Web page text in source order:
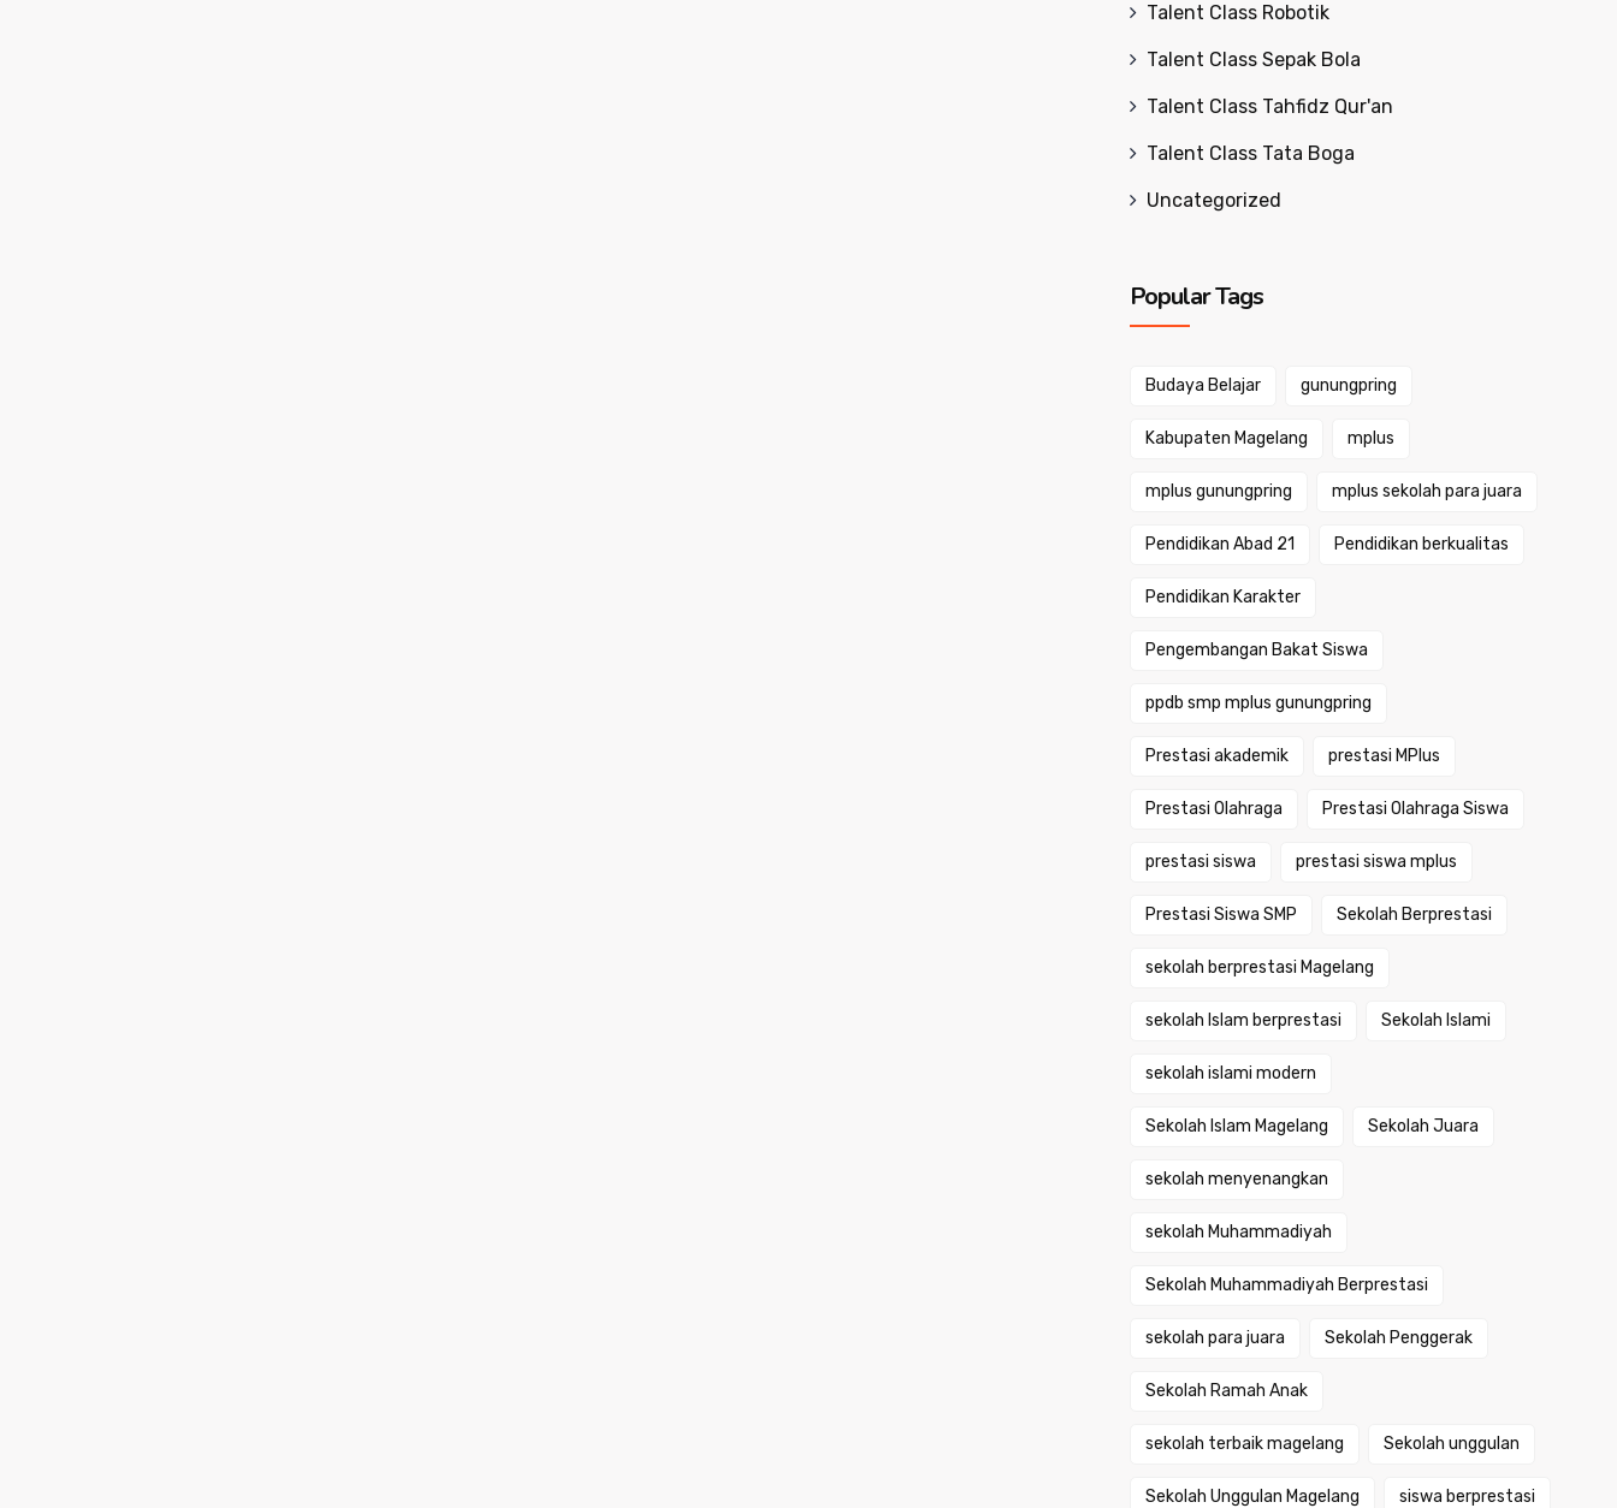
Talent Class Robotik
Talent Class Sepak Bola
Talent Class Tahfidz Qur'an
Talent Class Tata Boga
Uncategorized
Popular Tags
Budaya Belajar gunungpring
Kabupaten Magelang mplus
mplus gunungpring mplus sekolah para juara
Pendidikan Abad 21 Pendidikan berkualitas
Pendidikan Karakter
Pengembangan Bakat Siswa
ppdb smp mplus gunungpring
Prestasi akademik prestasi MPlus
Prestasi Olahraga Prestasi Olahraga Siswa
prestasi siswa prestasi siswa mplus
Prestasi Siswa SMP Sekolah Berprestasi
sekolah berprestasi Magelang
sekolah Islam berprestasi Sekolah Islami
sekolah islami modern
Sekolah Islam Magelang Sekolah Juara
sekolah menyenangkan
sekolah Muhammadiyah
Sekolah Muhammadiyah Berprestasi
sekolah para juara Sekolah Penggerak
Sekolah Ramah Anak
sekolah terbaik magelang Sekolah unggulan
Sekolah Unggulan Magelang siswa berprestasi